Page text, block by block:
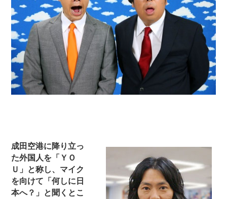
成田空港に降り立っ
た外国人を「ＹＯ
Ｕ」と称し、マイク
を向けて「何しに日
本へ？」と聞くとこ